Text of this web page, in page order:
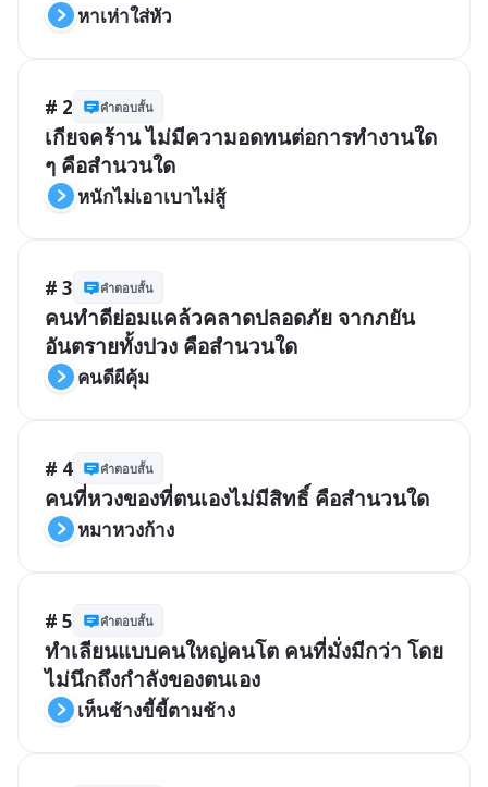
หาเห่าใส่หัว
# 2 คำตอบสั้น
เกียจคร้าน ไม่มีความอดทนต่อการทำงานใด
ๆ คือสำนวนใด
หนักไม่เอาเบาไม่สู้
# 3 คำตอบสั้น
คนทำดีย่อมแคล้วคลาดปลอดภัย จากภยัน
อันตรายทั้งปวง คือสำนวนใด
คนดีผีคุ้ม
# 4 คำตอบสั้น
คนที่หวงของที่ตนเองไม่มีสิทธิ์ คือสำนวนใด
หมาหวงก้าง
# 5 คำตอบสั้น
ทำเลียนแบบคนใหญ่คนโต คนที่มั่งมีกว่า โดย
ไม่นึกถึงกำลังของตนเอง
เห็นช้างขี้ขี้ตามช้าง